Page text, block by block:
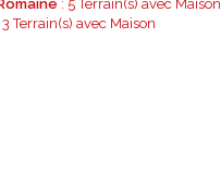
: 5 Terrain(s) avec Maison
3 Terrain(s) avec Maison